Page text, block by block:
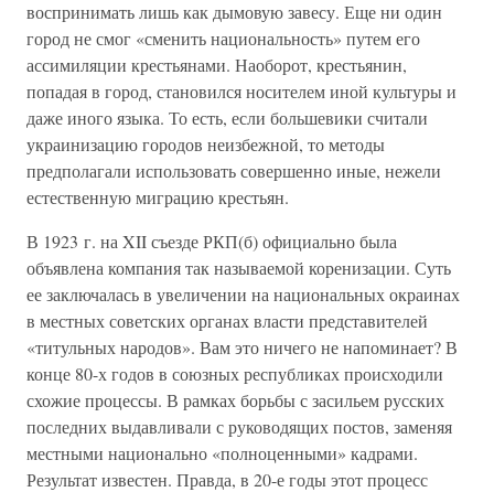
воспринимать лишь как дымовую завесу. Еще ни один
город не смог «сменить национальность» путем его
ассимиляции крестьянами. Наоборот, крестьянин,
попадая в город, становился носителем иной культуры и
даже иного языка. То есть, если большевики считали
украинизацию городов неизбежной, то методы
предполагали использовать совершенно иные, нежели
естественную миграцию крестьян.
В 1923 г. на XII съезде РКП(б) официально была
объявлена компания так называемой коренизации. Суть
ее заключалась в увеличении на национальных окраинах
в местных советских органах власти представителей
«титульных народов». Вам это ничего не напоминает? В
конце 80-х годов в союзных республиках происходили
схожие процессы. В рамках борьбы с засильем русских
последних выдавливали с руководящих постов, заменяя
местными национально «полноценными» кадрами.
Результат известен. Правда, в 20-е годы этот процесс